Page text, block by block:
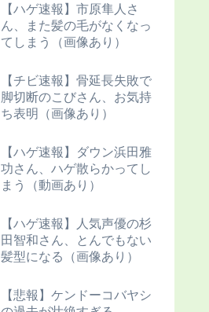
【ハゲ速報】市原隼人さ
ん、また髪の毛がなくなっ
てしまう（画像あり）
【チビ速報】骨延長失敗で
脚切断のこびさん、お気持
ち表明（画像あり）
【ハゲ速報】ダウン浜田雅
功さん、ハゲ散らかってし
まう（動画あり）
【ハゲ速報】人気声優の杉
田智和さん、とんでもない
髪型になる（画像あり）
【悲報】ケンドーコバヤシ